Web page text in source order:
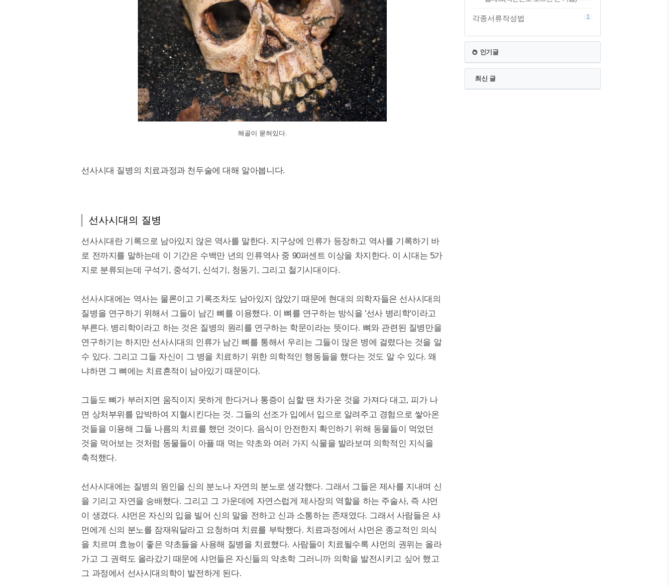
해골이 묻혀있다.
선사시대 질병의 치료과정과 천두술에 대해 알아봅니다.
선사시대의 질병
선사시대란 기록으로 남아있지 않은 역사를 말한다. 지구상에 인류가 등장하고 역사를 기록하기 바
로 전까지를 말하는데 이 기간은 수백만 년의 인류역사 중 90퍼센트 이상을 차지한다. 이 시대는 5가
지로 분류되는데 구석기, 중석기, 신석기, 청동기, 그리고 철기시대이다.
선사시대에는 역사는 물론이고 기록조차도 남아있지 않았기 때문에 현대의 의학자들은 선사시대의
질병을 연구하기 위해서 그들이 남긴 뼈를 이용했다. 이 뼈를 연구하는 방식을 '선사 병리학'이라고
부른다. 병리학이라고 하는 것은 질병의 원리를 연구하는 학문이라는 뜻이다. 뼈와 관련된 질병만을
연구하기는 하지만 선사시대의 인류가 남긴 뼈를 통해서 우리는 그들이 많은 병에 걸렸다는 것을 알
수 있다. 그리고 그들 자신이 그 병을 치료하기 위한 의학적인 행동들을 했다는 것도 알 수 있다. 왜
냐하면 그 뼈에는 치료흔적이 남아있기 때문이다.
그들도 뼈가 부러지면 움직이지 못하게 한다거나 통증이 심할 땐 차가운 것을 가져다 대고, 피가 나
면 상처부위를 압박하여 지혈시킨다는 것. 그들의 선조가 입에서 입으로 알려주고 경험으로 쌓아온
것들을 이용해 그들 나름의 치료를 했던 것이다. 음식이 안전한지 확인하기 위해 동물들이 먹었던
것을 먹어보는 것처럼 동물들이 아플 때 먹는 약초와 여러 가지 식물을 발라보며 의학적인 지식을
축적했다.
선사시대에는 질병의 원인을 신의 분노나 자연의 분노로 생각했다. 그래서 그들은 제사를 지내며 신
을 기리고 자연을 숭배했다. 그리고 그 가운데에 자연스럽게 제사장의 역할을 하는 주술사, 즉 샤먼
이 생겼다. 샤먼은 자신의 입을 빌어 신의 말을 전하고 신과 소통하는 존재였다. 그래서 사람들은 샤
먼에게 신의 분노를 잠재워달라고 요청하며 치료를 부탁했다. 치료과정에서 샤먼은 종교적인 의식
을 치르며 효능이 좋은 약초들을 사용해 질병을 치료했다. 사람들이 치료될수록 샤먼의 권위는 올라
가고 그 권력도 올라갔기 때문에 샤먼들은 자신들의 약초학 그러니까 의학을 발전시키고 싶어 했고
그 과정에서 선사시대의학이 발전하게 된다.
각종서류작성법 1
인기글
최신 글